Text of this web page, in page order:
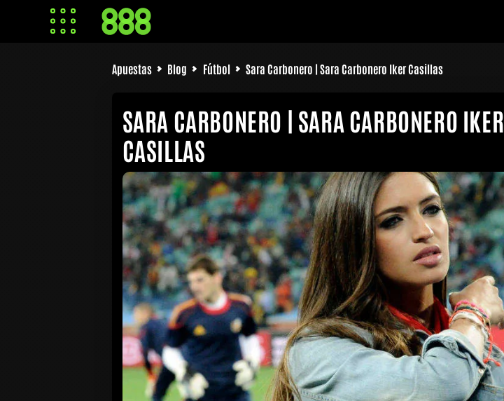
Apuestas Blog Fútbol Sara Carbonero | Sara Carbonero Iker Casillas
SARA CARBONERO | SARA CARBONERO IKER
CASILLAS